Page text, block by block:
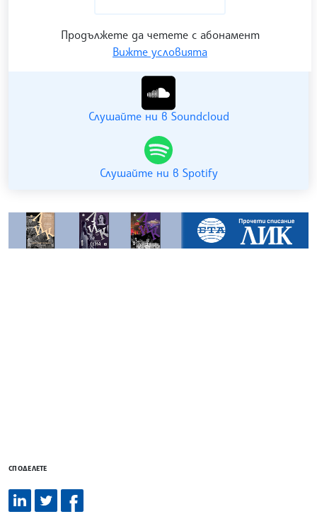
Продължете да четете с абонамент
Вижте условията
Гледайте ни в YouTube
Слушайте ни в Soundcloud
Слушайте ни в Spotify
СПОДЕЛЕТЕ